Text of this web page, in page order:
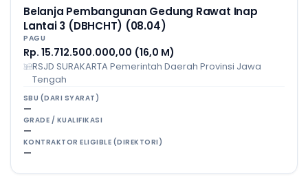
Belanja Pembangunan Gedung Rawat Inap
Lantai 3 (DBHCHT) (08.04)
PAGU
Rp. 15.712.500.000,00 (16,0 M)
RSJD SURAKARTA Pemerintah Daerah Provinsi Jawa
Tengah
SBU (DARI SYARAT)
—
GRADE / KUALIFIKASI
—
KONTRAKTOR ELIGIBLE (DIREKTORI)
—